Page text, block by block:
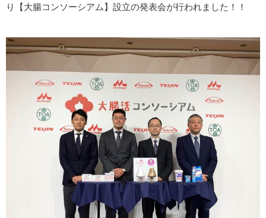
り【大腸コンソーシアム】設立の発表会が行われました！！